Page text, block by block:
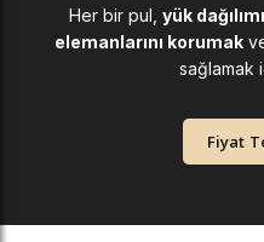
Her bir pul, yük
elemanlarını korumak
sağlamak
Fiyat